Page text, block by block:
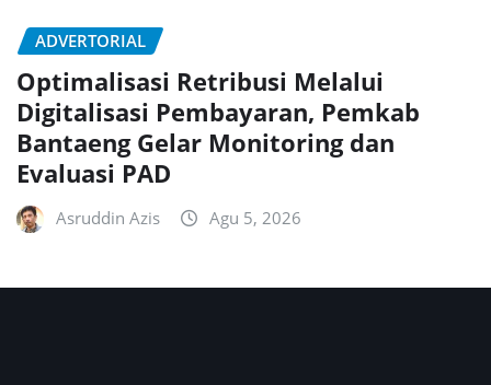
ADVERTORIAL
Optimalisasi Retribusi Melalui
Digitalisasi Pembayaran, Pemkab
Bantaeng Gelar Monitoring dan
Evaluasi PAD
Asruddin Azis Agu 5, 2026